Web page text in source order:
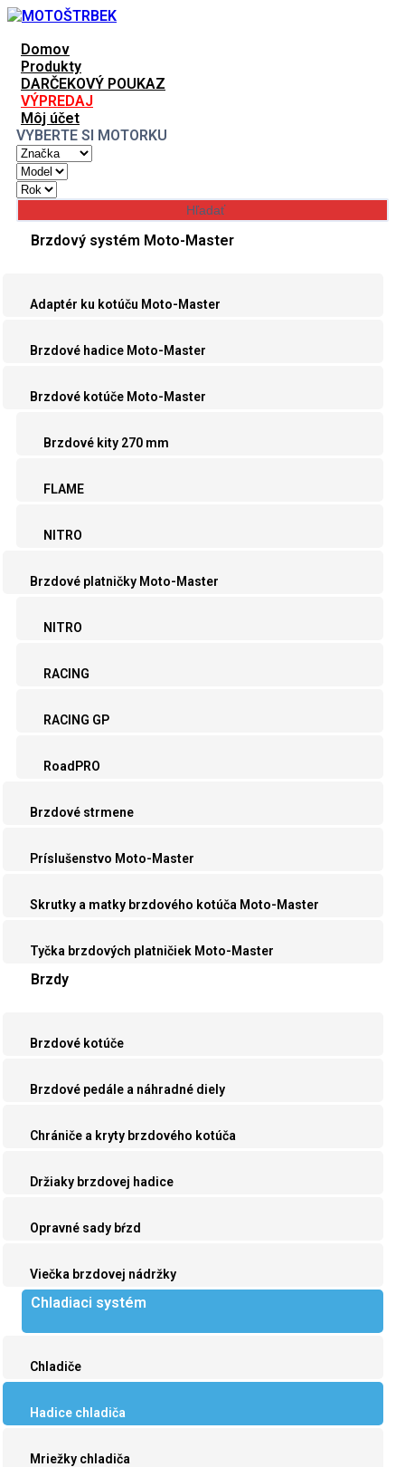
Domov
Produkty
DARČEKOVÝ POUKAZ
VÝPREDAJ
Môj účet
VYBERTE SI MOTORKU
Brzdový systém Moto-Master
Adaptér ku kotúču Moto-Master
Brzdové hadice Moto-Master
Brzdové kotúče Moto-Master
Brzdové kity 270 mm
FLAME
NITRO
Brzdové platničky Moto-Master
NITRO
RACING
RACING GP
RoadPRO
Brzdové strmene
Príslušenstvo Moto-Master
Skrutky a matky brzdového kotúča Moto-Master
Tyčka brzdových platničiek Moto-Master
Brzdy
Brzdové kotúče
Brzdové pedále a náhradné diely
Chrániče a kryty brzdového kotúča
Držiaky brzdovej hadice
Opravné sady bŕzd
Viečka brzdovej nádržky
Chladiaci systém
Chladiče
Hadice chladiča
Mriežky chladiča